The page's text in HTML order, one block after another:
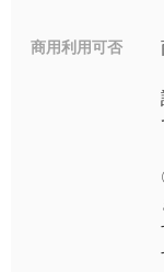
商用利用可否